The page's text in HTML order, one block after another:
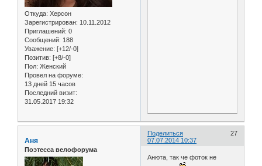
Откуда: Херсон
Зарегистрирован: 10.11.2012
Приглашений: 0
Сообщений: 188
Уважение: [+12/-0]
Позитив: [+8/-0]
Пол: Женский
Провел на форуме:
13 дней 15 часов
Последний визит:
31.05.2017 19:32
Поделиться
27
07.07.2014 10:37
Аня
Поэтесса велофорума
Анюта, так че фоток не